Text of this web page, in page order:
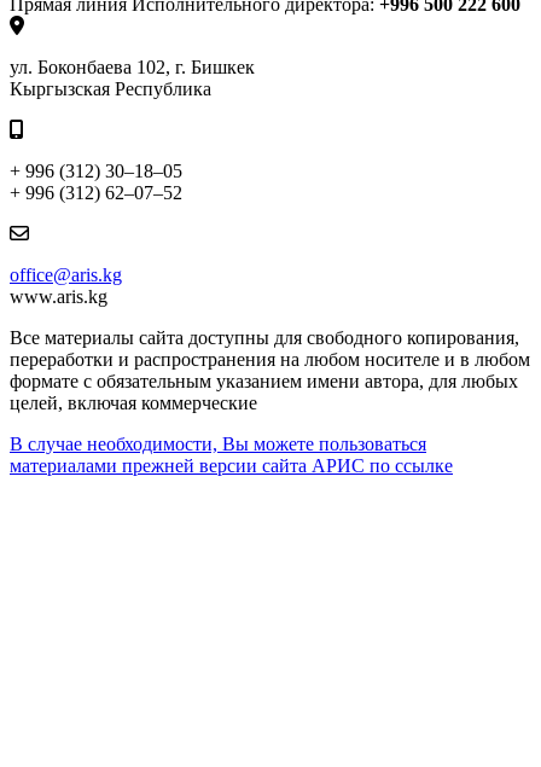
Прямая линия Исполнительного директора: +996 500 222 600
ул. Боконбаева 102, г. Бишкек
Кыргызская Республика
+ 996 (312) 30–18–05
+ 996 (312) 62–07–52
office@aris.kg
www.aris.kg
Все материалы сайта доступны для свободного копирования,
переработки и распространения на любом носителе и в любом
формате с обязательным указанием имени автора, для любых
целей, включая коммерческие
В случае необходимости, Вы можете пользоваться
материалами прежней версии сайта АРИС по ссылке